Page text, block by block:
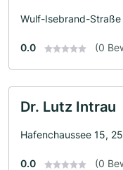
Wulf-Isebrand-
0.0 (0
Dr. Lutz Intrau
Hafenchaussee 15,
0.0 (0